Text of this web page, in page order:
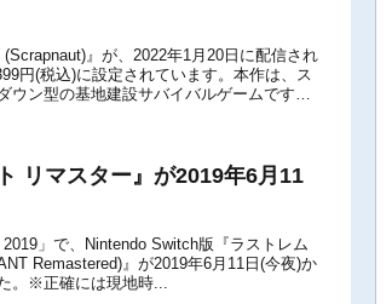
』が、2022年1月20日に配信され
円(税込)に設定されています。本作は、ス
ン型の基地建設サバイバルゲームです。
リマスター』が2019年6月11
」で、Nintendo Switch版『ラストレム
Remastered)』が2019年6月11日(今夜)か
。※正確には現地時...